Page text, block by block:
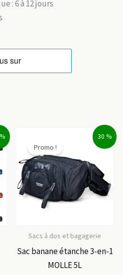
: 6 à 12 jours
30 %
Promo !
Sacs à dos et bagagerie
Sac banane étanche 3-en-1
MOLLE 5L